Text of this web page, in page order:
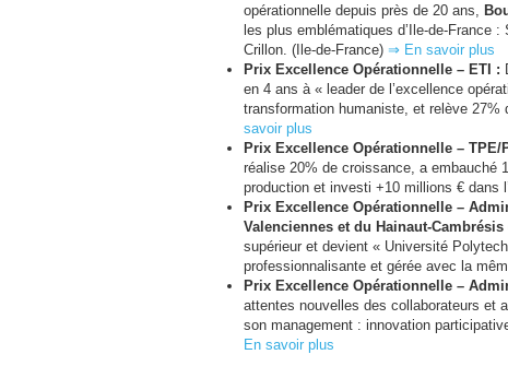
opérationnelle depuis près de 20 ans,
les plus emblématiques d’Ile-de-France
Crillon. (Ile-de-France) ⇒ En savoir plus
Prix Excellence Opérationnelle – ETI :
en 4 ans à « leader de l’excellence
transformation humaniste, et relève
savoir plus
Prix Excellence Opérationnelle – TPE/
réalise 20% de croissance, a embauché
production et investi +10 millions € dans
Prix Excellence Opérationnelle –
Valenciennes et du Hainaut-Cambrésis
supérieur et devient « Université
professionnalisante et gérée avec la
Prix Excellence Opérationnelle –
attentes nouvelles des collaborateurs et
son management : innovation
En savoir plus